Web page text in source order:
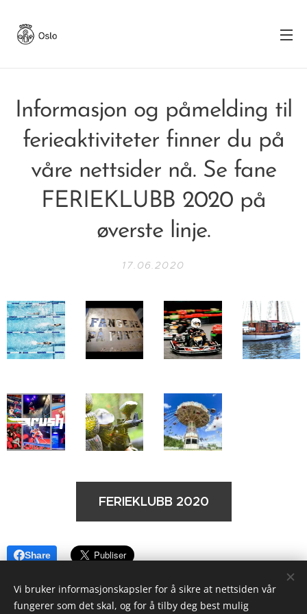
Informasjon og påmelding til
ferieaktiviteter finner du på
våre nettsider nå. Se fane
FERIEKLUBB 2020 på
øverste linje.
17.06.2020
FERIEKLUBB 2020
Share
Vi bruker informasjonskapsler for å sikre at nettsiden vår
fungerer som det skal, og for å tilby deg best mulig